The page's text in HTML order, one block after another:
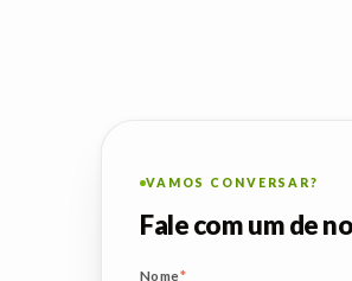
VAMOS CONVERSAR?
Fale com um de
Nome*